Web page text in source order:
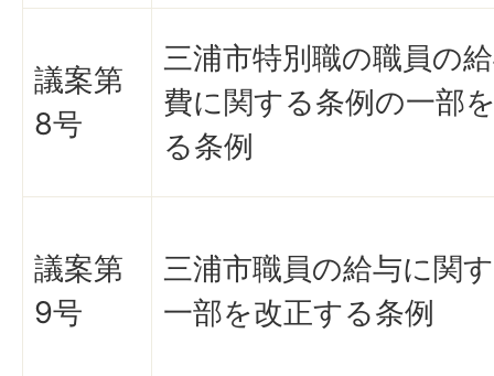
議案第
8号
三浦市特別職の職員の
費に関する条例の一部
る条例
議案第
9号
三浦市職員の給与に関
一部を改正する条例